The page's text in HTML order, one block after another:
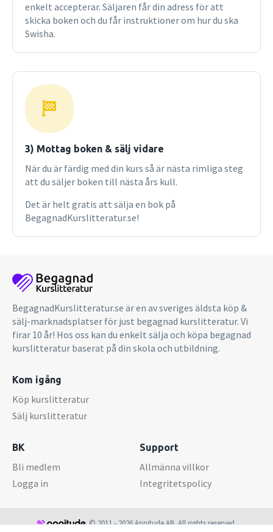
enkelt accepterar. Säljaren får din adress för att
skicka boken och du får instruktioner om hur du ska
Swisha.
3) Mottag boken & sälj vidare
När du är färdig med din kurs så är nästa rimliga steg
att du säljer boken till nästa års kull.
Det är helt gratis att sälja en bok på
BegagnadKurslitteratur.se!
BegagnadKurslitteratur.se är en av sveriges äldsta köp &
sälj-marknadsplatser för just begagnad kurslitteratur. Vi
firar 10 år! Hos oss kan du enkelt sälja och köpa begagnad
kurslitteratur baserat på din skola och utbildning.
Kom igång
Köp kurslitteratur
Sälj kurslitteratur
BK
Bli medlem
Logga in
Support
Allmänna villkor
Integritetspolicy
© 2011 - 2026 Appitude AB. All rights reserved.